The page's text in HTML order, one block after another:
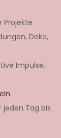
Projekte
Deko,
Impulse,
jeden Tag bis